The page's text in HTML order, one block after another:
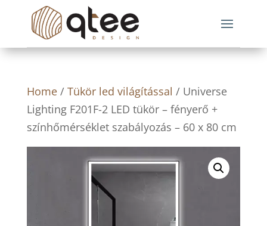
Home/ Tükör led világítással / Universe
Lighting F201F-2 LED tükör – fényerő +
színhőmérséklet szabályozás – 60 x 80 cm